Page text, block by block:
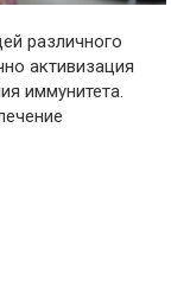
различного
активизация
иммунитета.